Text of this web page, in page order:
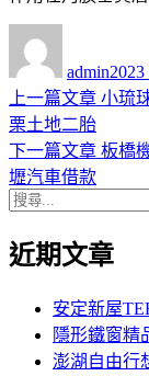
admin佈
日
文
章
導
覽
上一篇文章 上
篇
小琉
栗土地二胎
下一篇文章 下
章:
板橋
壢汽車借款
搜
關
近期文章
安定新屋
隱形鐵窗精
澎湖自由行